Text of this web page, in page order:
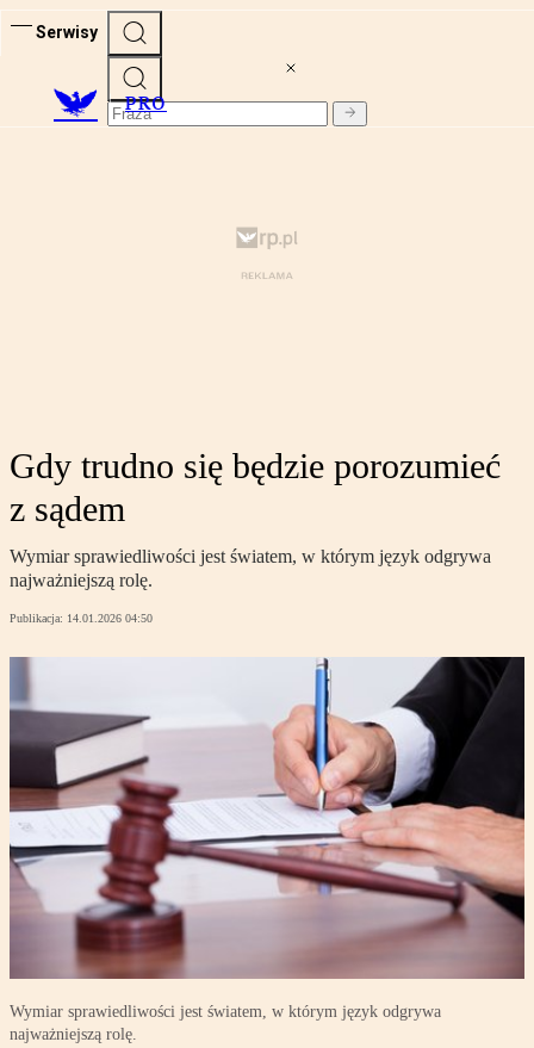
Serwisy
PRO
Gdy trudno się będzie porozumieć
z sądem
Wymiar sprawiedliwości jest światem, w którym język odgrywa
najważniejszą rolę.
Publikacja: 14.01.2026 04:50
Wymiar sprawiedliwości jest światem, w którym język odgrywa
najważniejszą rolę.